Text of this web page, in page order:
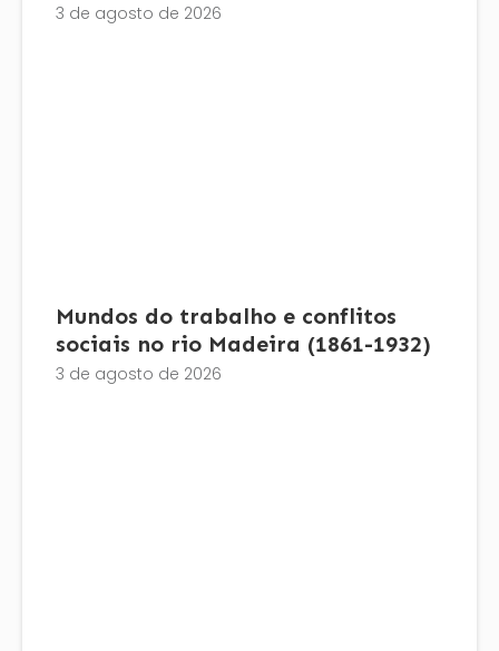
3 de agosto de 2026
Mundos do trabalho e conflitos
sociais no rio Madeira (1861-1932)
3 de agosto de 2026